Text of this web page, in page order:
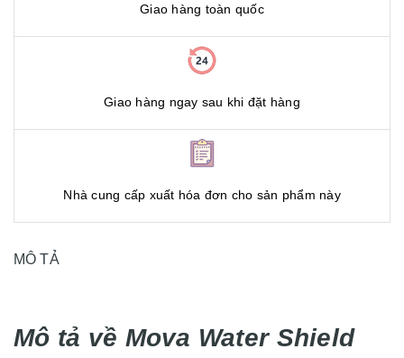
Giao hàng toàn quốc
Giao hàng ngay sau khi đặt hàng
Nhà cung cấp xuất hóa đơn cho sản phẩm này
MÔ TẢ
Mô tả về Mova Water Shield